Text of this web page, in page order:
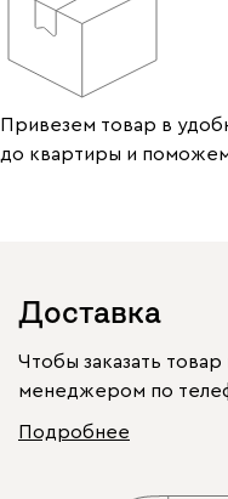
Привезем товар в
до квартиры и
Доставка
Чтобы заказать
менеджером по
Подробнее